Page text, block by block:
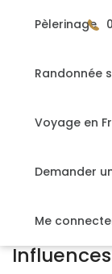
proprement
influences,
Pèlerinage
Randonnée
Voyage en
Demander
Me